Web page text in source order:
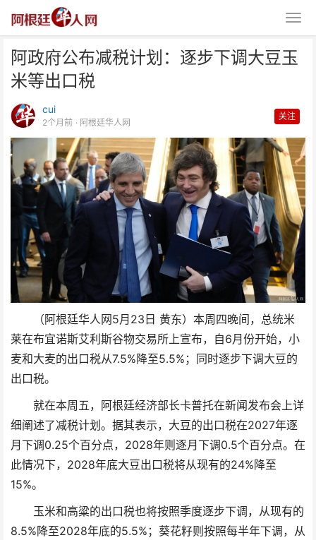
阿政府公布减税计划：逐步下调大豆玉
米等出口税
cui
2个月前 · 阿根廷华人网
关注
（阿根廷华人网5月23日 黄东）本周四晚间，总统米
莱在布宜诺斯艾利斯谷物交易所上宣布，自6月份开始，小
麦和大麦的出口税从7.5%降至5.5%；同时逐步下调大豆的
出口税。
就在本周五，阿根廷经济部长卡普托在新闻发布会上详
细阐述了减税计划。据其表示，大豆的出口税在2027年逐
月下调0.25个百分点，2028年则逐月下调0.5个百分点。在
此情况下，2028年底大豆出口税将从现有的24%降至
15%。
玉米和高粱的出口税也将按照季度逐步下调，从现有的
8.5%降至2028年底的5.5%；葵花籽则按照每半年下调，从
阿政府公布减税计划：逐步下调大
豆玉米等出口税